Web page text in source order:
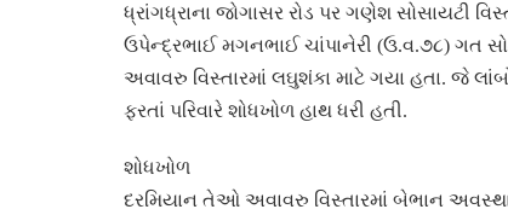
ધ્રાંગધ્રાના જોગાસર રોડ પર ગણેશ સોસાયટી
ઉપેન્દ્રભાઈ મગનભાઈ ચાંપાનેરી (ઉ.વ.૭૮) ગત
અવાવરુ વિસ્તારમાં લઘુશંકા માટે ગયા હતા. જે
ફરતાં પરિવારે શોધખોળ હાથ ધરી હતી.
શોધખોળ
દરમિયાન તેઓ અવાવરુ વિસ્તારમાં બેભાન